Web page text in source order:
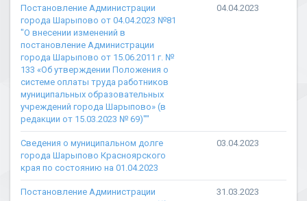
Постановление Администрации
города Шарыпово от 04.04.2023 №81
"О внесении изменений в
постановление Администрации
города Шарыпово от 15.06.2011 г. №
133 «Об утверждении Положения о
системе оплаты труда работников
муниципальных образовательных
учреждений города Шарыпово» (в
редакции от 15.03.2023 № 69)""
04.04.2023
Сведения о муниципальном долге
города Шарыпово Красноярского
края по состоянию на 01.04.2023
03.04.2023
Постановление Администрации
31.03.2023